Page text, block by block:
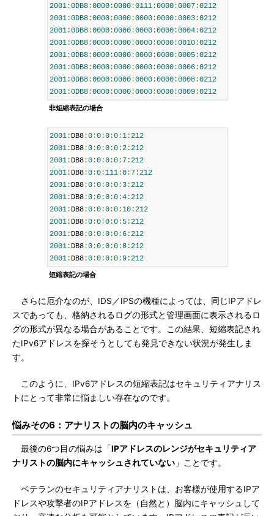
2001:0DB8:0000:0000:0111:0000:0007:0212
2001:0DB8:0000:0000:0000:0000:0003:0212
2001:0DB8:0000:0000:0000:0000:0004:0212
2001:0DB8:0000:0000:0000:0000:0010:0212
2001:0DB8:0000:0000:0000:0000:0005:0212
2001:0DB8:0000:0000:0000:0000:0006:0212
2001:0DB8:0000:0000:0000:0000:0008:0212
2001:0DB8:0000:0000:0000:0000:0009:0212
非短縮表記の場合
2001: DB8:0:0:0:0:1:212
2001: DB8:0:0:0:0:2:212
2001: DB8:0:0:0:0: 7:212
2001: DB8:0:0:111:0: 7:212
2001: DB8:0:0:0:0: 3:212
2001: DB8:0:0:0:0:4:212
2001: DB8:0:0:0:0:10:212
2001: DB8:0:0:0:0: 5:212
2001: DB8:0:0:0:0: 6:212
2001: DB8:0:0:0:0:8:212
2001: DB8:0:0:0:0:9:212
短縮表記の場合
さらに厄介なのが、IDS／IPSの機種によっては、同じIPアドレ
スであっても、格納されるログの形式と管理画面に表示されるロ
グの形式が異なる場合があることです。この結果、短縮表記され
たIPv6アドレスを探そうとしても発見できない状況が発生しま
す。
このように、IPv6アドレスの短縮表記はセキュリティアナリス
トにとって非常に悩ましい存在なのです。
悩みその6：アナリストの脳内のキャッシュ
最後の6つ目の悩みは「IPアドレスのレンジがセキュリティア
ナリストの脳内にキャッシュされていない 」ことです。
ベテランのセキュリティアナリストは、お客様が使用するIPア
ドレスや攻撃者のIPアドレスを（自然と）脳内にキャッシュして